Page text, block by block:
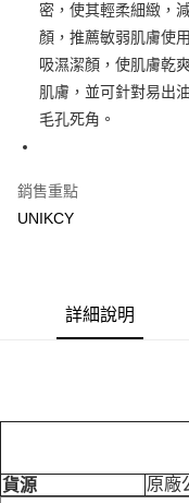
街口支付
悠遊付
Google Pay
7-11取貨付款［需3-5個
宅配［需2-3個工作天不
密，使其輕柔細緻，
顏，推薦敏弱肌膚使
吸濕潔顏，使肌膚乾
肌膚，並可針對易出
毛孔死角。
銷售重點
UNIKCY
詳細說明
貨源 原廠